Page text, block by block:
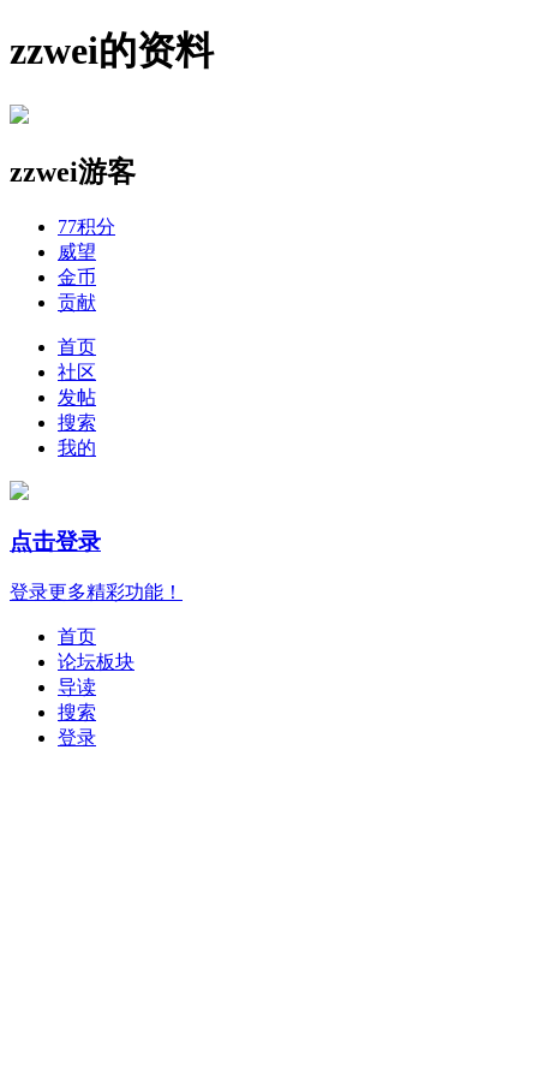
zzwei的资料
zzwei游客
77积分
威望
金币
贡献
首页
社区
发帖
搜索
我的
点击登录
登录更多精彩功能！
首页
论坛板块
导读
搜索
登录